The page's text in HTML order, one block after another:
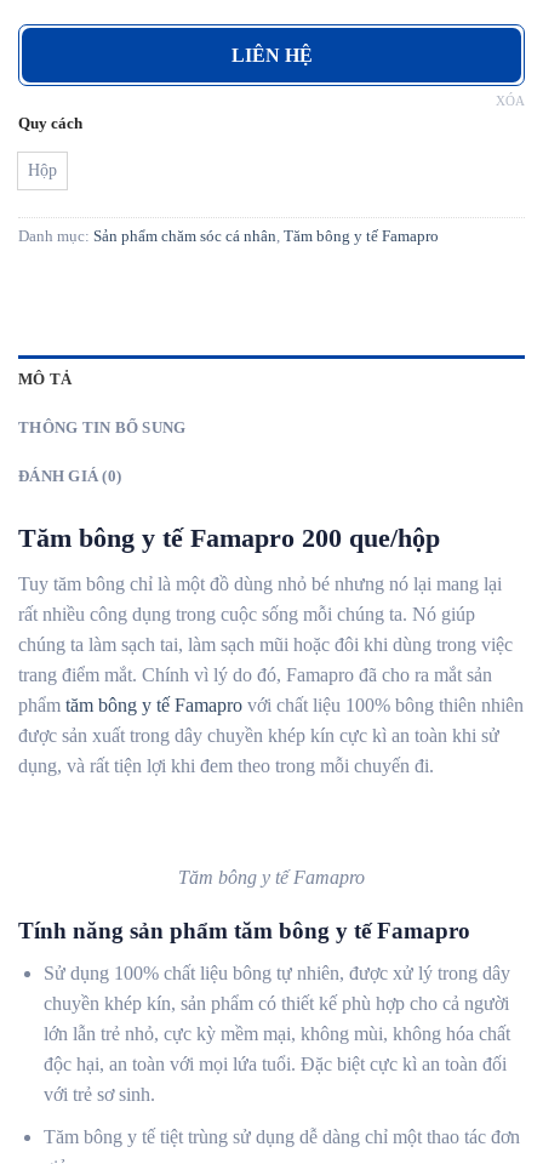
LIÊN HỆ
Quy cách
Hộp
XÓA
Danh mục: Sản phẩm chăm sóc cá nhân, Tăm bông y tế Famapro
MÔ TẢ
THÔNG TIN BỔ SUNG
ĐÁNH GIÁ (0)
Tăm bông y tế Famapro 200 que/hộp
Tuy tăm bông chỉ là một đồ dùng nhỏ bé nhưng nó lại mang lại
rất nhiều công dụng trong cuộc sống mỗi chúng ta. Nó giúp
chúng ta làm sạch tai, làm sạch mũi hoặc đôi khi dùng trong việc
trang điểm mắt. Chính vì lý do đó, Famapro đã cho ra mắt sản
phẩm tăm bông y tế Famapro với chất liệu 100% bông thiên nhiên
được sản xuất trong dây chuyền khép kín cực kì an toàn khi sử
dụng, và rất tiện lợi khi đem theo trong mỗi chuyến đi.
Tăm bông y tế Famapro
Tính năng sản phẩm tăm bông y tế Famapro
Sử dụng 100% chất liệu bông tự nhiên, được xử lý trong dây
chuyền khép kín, sản phẩm có thiết kế phù hợp cho cả người
lớn lẫn trẻ nhỏ, cực kỳ mềm mại, không mùi, không hóa chất
độc hại, an toàn với mọi lứa tuổi. Đặc biệt cực kì an toàn đối
với trẻ sơ sinh.
Tăm bông y tế tiệt trùng sử dụng dễ dàng chỉ một thao tác đơn